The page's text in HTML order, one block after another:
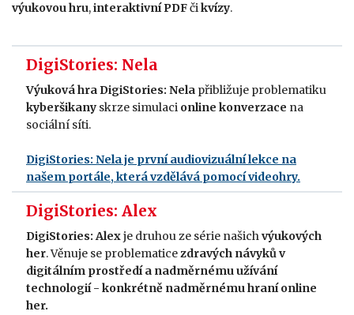
výukovou hru,interaktivní PDFčikvízy.
DigiStories: Nela
Výuková hra DigiStories: Nela přibližuje problematiku
kyberšikany skrze simulaci online konverzace na
sociální síti.
DigiStories: Nela je první audiovizuální lekce na
našem portále, která vzdělává pomocí videohry.
DigiStories: Alex
DigiStories: Alexje druhou ze série našichvýukových
her. Věnuje se problematicezdravých návyků v
digitálním prostředí a nadměrnému užívání
technologií - konkrétně nadměrnému hraní online
her.